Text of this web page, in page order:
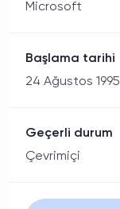
Microsoft
Başlama tarihi
24 Ağustos 1995
Geçerli durum
Çevrimiçi